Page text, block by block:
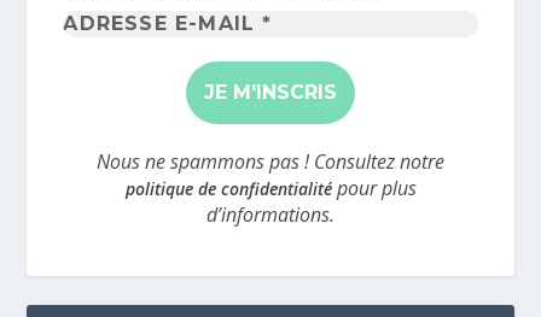
Adresse
mail
*
Nous ne spammons pas ! Consultez notre
politique de confidentialitépour plus
d’informations.